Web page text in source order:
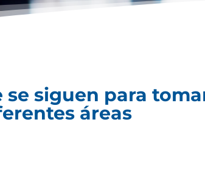
siguen para
áreas